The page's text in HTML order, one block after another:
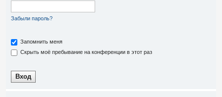
Забыли пароль?
Запомнить меня
Скрыть моё пребывание на конференции в этот раз